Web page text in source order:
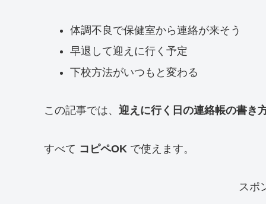
体調不良で保健室から連絡が来そう
早退して迎えに行く予定
下校方法がいつもと変わる
この記事では、 迎えに行く日の連絡帳の書き
すべて コピペOK で使えます。
スポ